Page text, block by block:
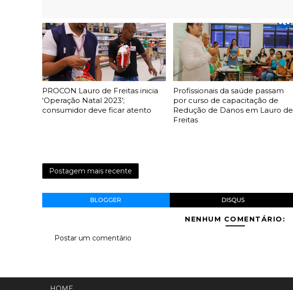
PROCON Lauro de Freitas inicia
‘Operação Natal 2023’;
consumidor deve ficar atento
Profissionais da saúde passam
por curso de capacitação de
Redução de Danos em Lauro de
Freitas
Postagem mais recente
BLOGGER DISQUS
NENHUM COMENTÁRIO:
Postar um comentário